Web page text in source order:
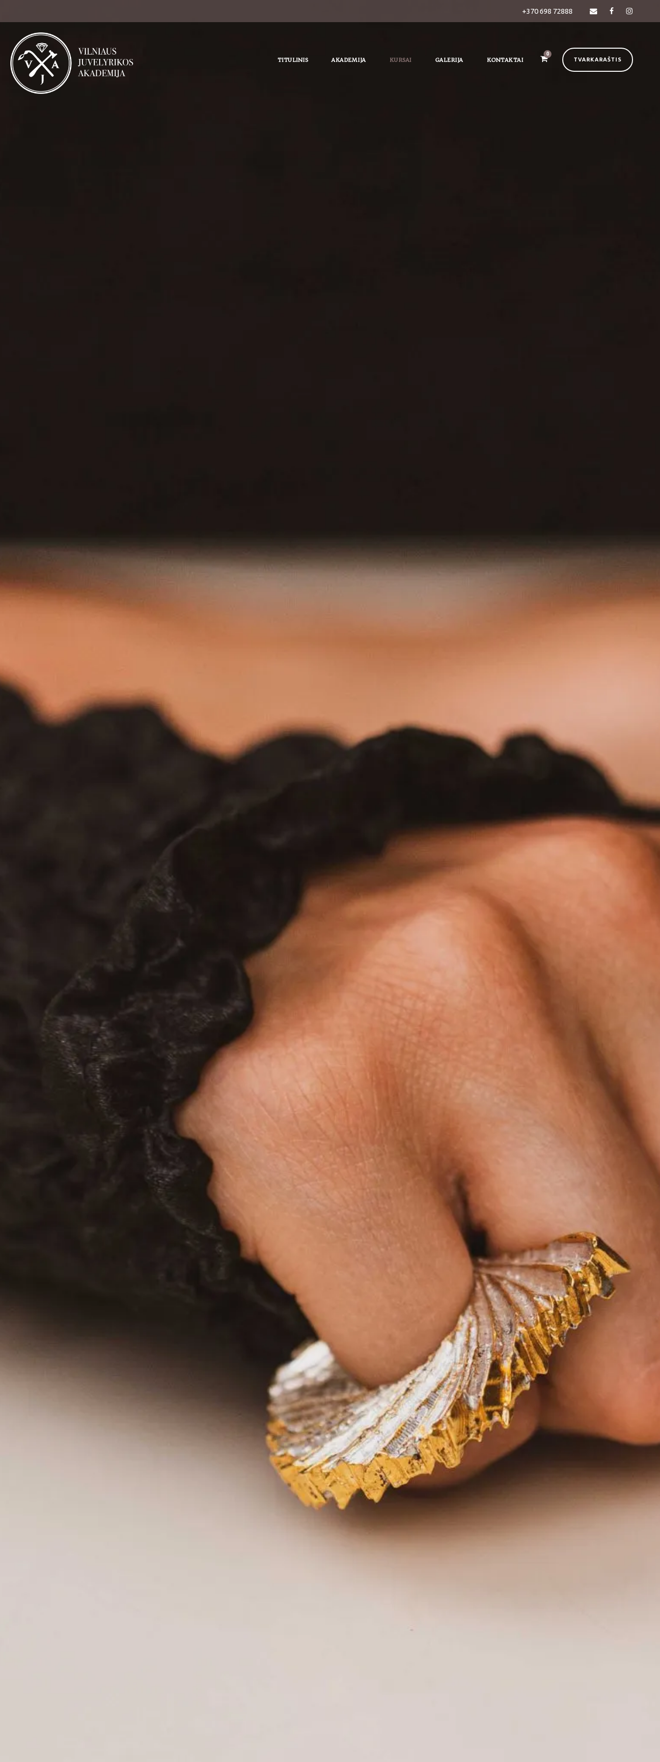
+370 698 72888
TITULINIS AKADEMIJA KURSAI GALERIJA KONTAKTAI
0
TVARKARAŠTIS